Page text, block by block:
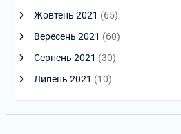
Жовтень 2021 (65)
Вересень 2021 (60)
Серпень 2021 (30)
Липень 2021 (10)